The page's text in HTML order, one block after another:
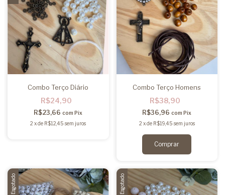
Combo Terço Diário
R$24,90
R$23,66com Pix
2 xde R$12,45 sem juros
Combo Terço Homens
R$38,90
R$36,96com Pix
2 xde R$19,45 sem juros
Esgotado Esgotado